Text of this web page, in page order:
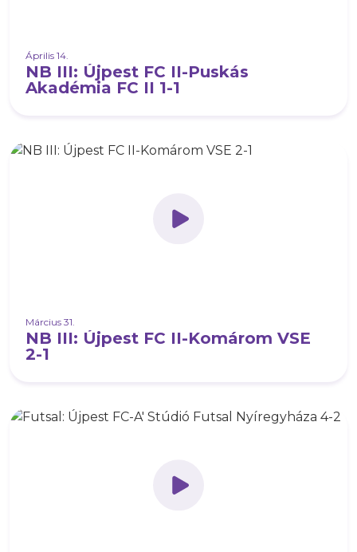
Április 14.
NB III: Újpest FC II-Puskás
Akadémia FC II 1-1
Március 31.
NB III: Újpest FC II-Komárom VSE
2-1